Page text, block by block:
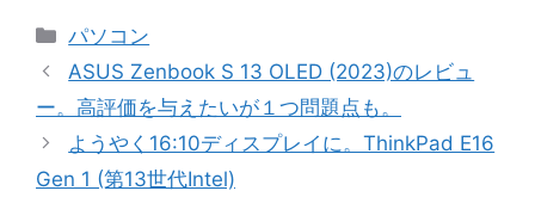
カ
テ
リ
ー
パソコン
ASUS Zenbook S 13 OLED (2023)のレビュ
ー。高評価を与えたいが１つ問題点も。
ようやく16:10ディスプレイに。ThinkPad E16
Gen 1 (第13世代Intel)